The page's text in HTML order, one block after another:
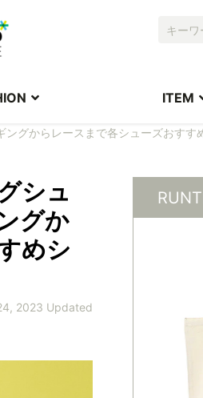
ITEM
ングからレースまで各シューズおすす
シュ
グか
めシ
2023 Updated